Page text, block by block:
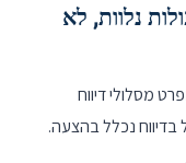
נלוות, לא
מסלולי דיווח
בדיווח נכלל בהצעה.